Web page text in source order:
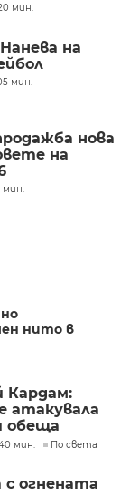
мин.
на
мин.
нова
на
мин.
нито в
Кардам:
атакувала
обеща
мин. По света
огнената